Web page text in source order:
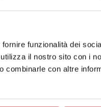
funzionalità dei
il nostro sito con i
combinarle con altre